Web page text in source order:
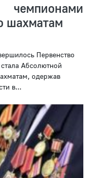
шахматам
Первенство
Абсолютной
одержав
в...